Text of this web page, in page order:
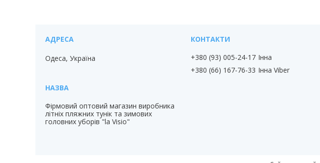
Одеса, Україна
Фірмовий оптовий магазин виробника
літніх пляжних тунік та зимових
головних уборів "la Visio"
+380 (93) 005-24-17 Інна
+380 (66) 167-76-33 Інна Viber